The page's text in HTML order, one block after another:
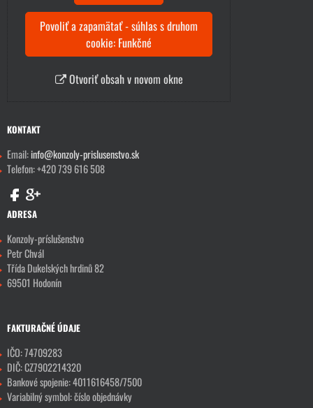
Povoliť a zapamätať - súhlas s druhom
cookie: Funkčné
Otvoriť obsah v novom okne
KONTAKT
Email:info@konzoly-prislusenstvo.sk
Telefon: +420 739 616 508
ADRESA
Konzoly-príslušenstvo
Petr Chvál
Třída Dukelských hrdinů 82
69501 Hodonín
FAKTURAČNÉ ÚDAJE
IČO: 74709283
DIČ: CZ7902214320
Bankové spojenie: 4011616458/7500
Variabilný symbol: číslo objednávky